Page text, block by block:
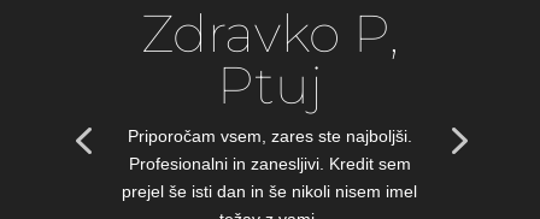
Zdravko P,
Ptuj
Priporočam vsem, zares ste najboljši.
Profesionalni in zanesljivi. Kredit sem
prejel še isti dan in še nikoli nisem imel